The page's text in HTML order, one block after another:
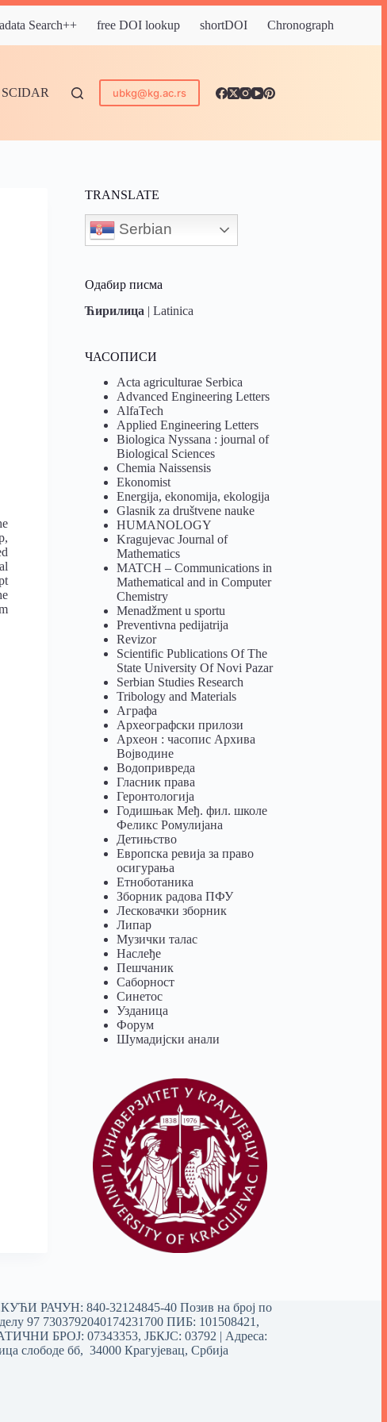
Search++ free DOI lookup shortDOI Chronograph
SCIDAR ubkg@kg.ac.rs
TRANSLATE
Serbian
Одабир писма
Ћирилица |Latinica
ЧАСОПИСИ
Acta agriculturae Serbica
Advanced Engineering Letters
AlfaTech
Applied Engineering Letters
Biologica Nyssana : journal of
Biological Sciences
Chemia Naissensis
Ekonomist
Energija, ekonomija, ekologija
Glasnik za društvene nauke
HUMANOLOGY
Kragujevac Journal of
Mathematics
MATCH – Communications in
Mathematical and in Computer
Chemistry
Menadžment u sportu
Preventivna pedijatrija
Revizor
Scientific Publications Of The
State University Of Novi Pazar
Serbian Studies Research
Tribology and Materials
Аграфа
Археографски прилози
Археон : часопис Архива
Војводине
Водопривреда
Гласник права
Геронтологија
Годишњак Међ. фил. школе
Феликс Ромулијана
Детињство
Европска ревија за право
осигурања
Eтноботаника
Зборник радова ПФУ
Лесковачки зборник
Липар
Музички талас
Наслеђе
Пешчаник
Саборност
Синетос
Узданица
Форум
Шумадијски анали
РАЧУН: 840-32124845-40 Позив на број по
97 7303792040174231700ПИБ: 101508421,
БРОЈ: 07343353, ЈБКЈС: 03792 | Aдреса:
слободе бб, 34000 Крагујевац, Србија